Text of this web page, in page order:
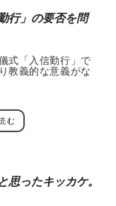
行」の要否を問
式「入信勤行」で
教義的な意義がな
む
思ったキッカケ。